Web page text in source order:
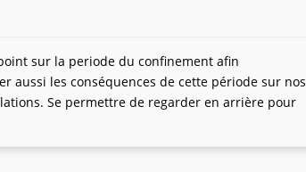
sur la periode du confinement afin
aussi les conséquences de cette période sur nos
Se permettre de regarder en arrière pour